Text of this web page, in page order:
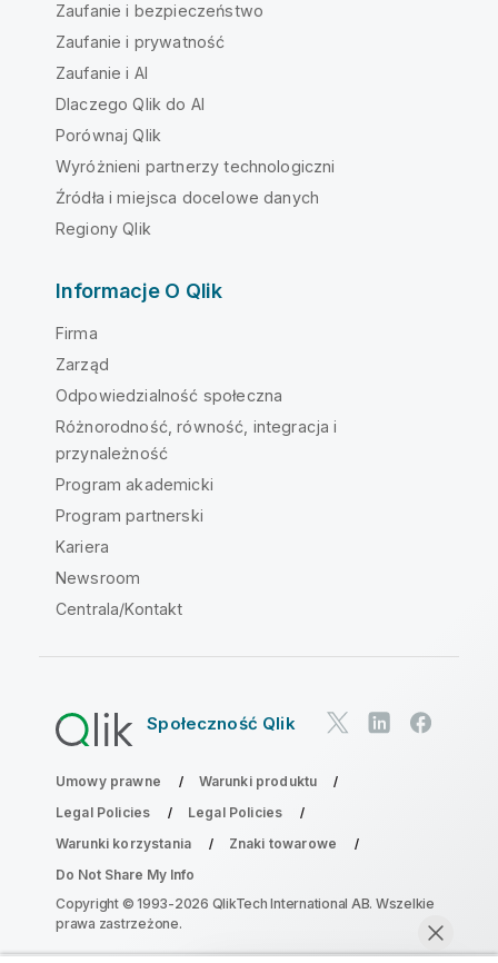
Zaufanie i bezpieczeństwo
Zaufanie i prywatność
Zaufanie i AI
Dlaczego Qlik do AI
Porównaj Qlik
Wyróżnieni partnerzy technologiczni
Źródła i miejsca docelowe danych
Regiony Qlik
Informacje O Qlik
Firma
Zarząd
Odpowiedzialność społeczna
Różnorodność, równość, integracja i
przynależność
Program akademicki
Program partnerski
Kariera
Newsroom
Centrala/Kontakt
Społeczność Qlik
Umowy prawne
Warunki produktu
Legal Policies
Legal Policies
Warunki korzystania
Znaki towarowe
Do Not Share My Info
Copyright © 1993-2026 QlikTech International AB. Wszelkie
prawa zastrzeżone.